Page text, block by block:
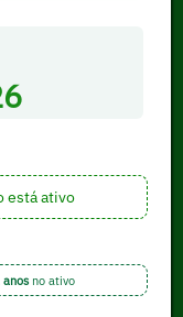
está ativo
no ativo